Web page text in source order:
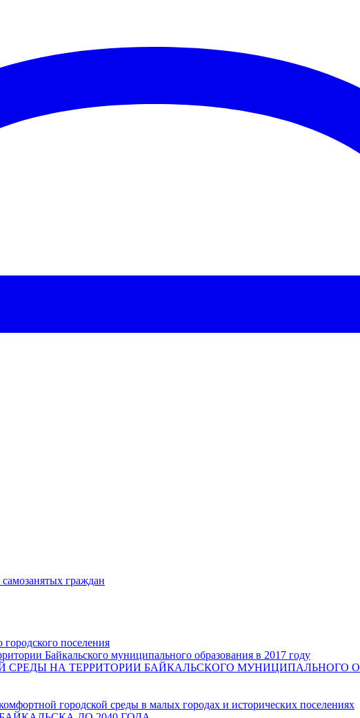
граждан
поселения
Байкальского муниципального образования в 2017 году
НА ТЕРРИТОРИИ БАЙКАЛЬСКОГО МУНИЦИПАЛЬНОГО
городской среды в малых городах и исторических поселениях